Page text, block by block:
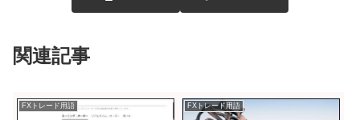
関連記事
FXトレード用語 FXトレード用語